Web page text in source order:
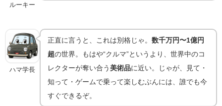
ルーキー
ハマ学長
正直に言うと、これは別格じゃ。数千万円〜1億円
超の世界。もはや“クルマ”というより、世界中のコ
レクターが奪い合う美術品に近い。じゃが、見て・
知って・ゲームで乗って楽しむぶんには、誰でも今
すぐできるぞ。